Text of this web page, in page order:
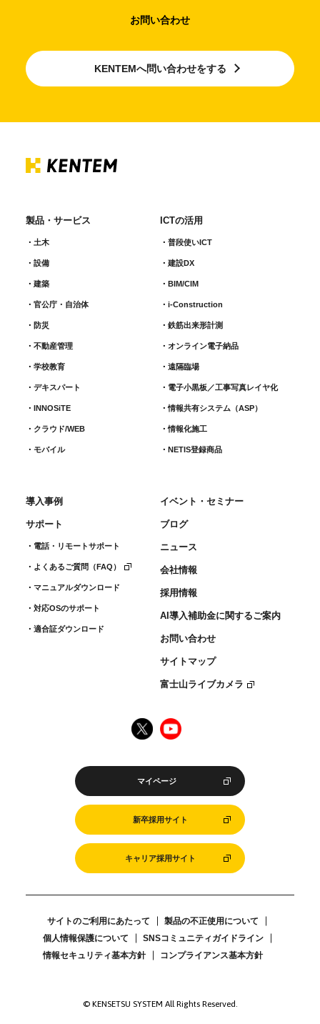
お問い合わせ
KENTEMへ問い合わせをする
製品・サービス
土木
設備
建築
官公庁・自治体
防災
不動産管理
学校教育
デキスパート
INNOSiTE
クラウド/WEB
モバイル
ICTの活用
普段使いICT
建設DX
BIM/CIM
i-Construction
鉄筋出来形計測​
オンライン電子納品
遠隔臨場
電子小黒板／工事写真レイヤ化
情報共有システム（ASP）
情報化施工
NETIS登録商品
導入事例
サポート
電話・リモートサポート
よくあるご質問（FAQ）
マニュアルダウンロード
対応OSのサポート
適合証ダウンロード
イベント・セミナー
ブログ
ニュース
会社情報
採用情報
AI導入補助金に関するご案内
お問い合わせ
サイトマップ
富士山ライブカメラ
マイページ
新卒採用サイト
キャリア採用サイト
サイトのご利用にあたって
製品の不正使用について
個人情報保護について
SNSコミュニティガイドライン
情報セキュリティ基本方針
コンプライアンス基本方針
© KENSETSU SYSTEM All Rights Reserved.